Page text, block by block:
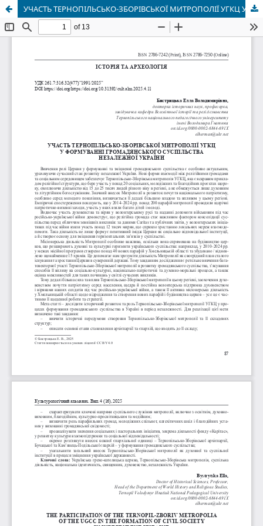
УЧАСТЬ ТЕРНОПІЛЬСЬКО-ЗБОРІВСЬКОЇ МИТРОПОЛІЇ УГКЦ У ФОРМУВАННІ ГРОМАДЯНСЬКОГО СУСПІЛЬСТВА НЕЗАЛЕЖНОЇ УКРАЇНИ